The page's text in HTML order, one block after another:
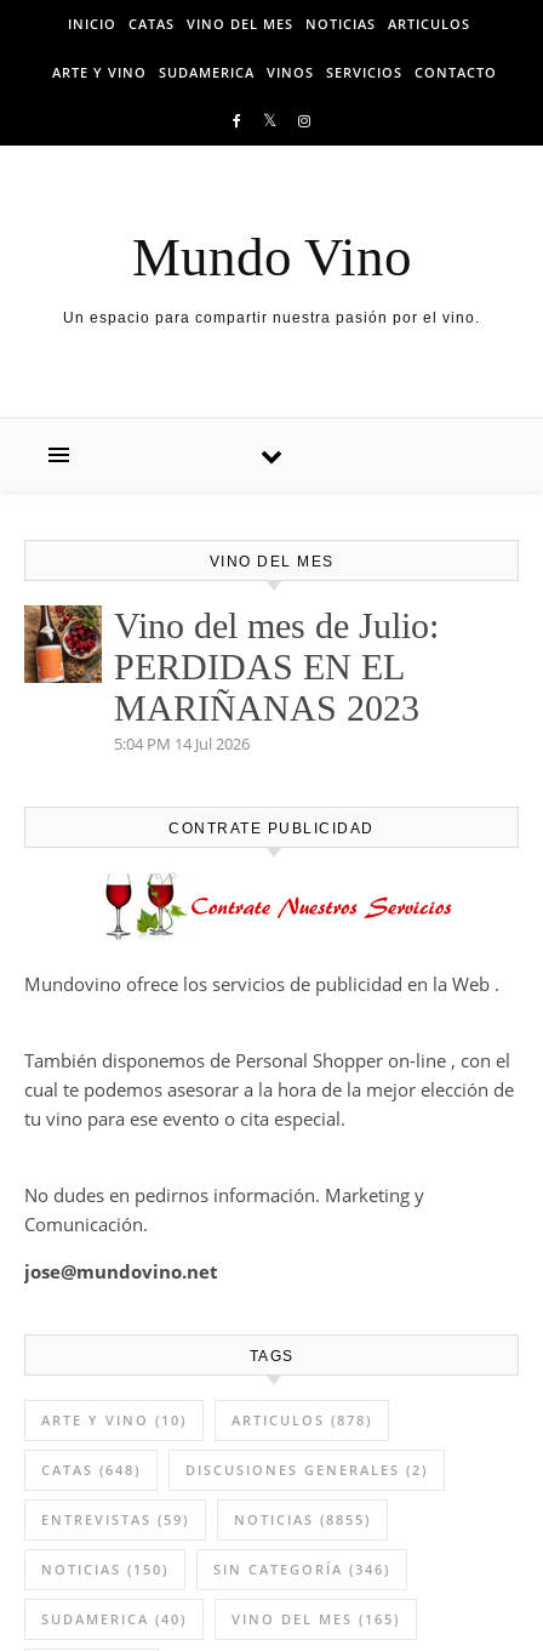
Skip to content
INICIO CATAS VINO DEL MES NOTICIAS ARTICULOS
ARTE Y VINO SUDAMERICA VINOS SERVICIOS CONTACTO
Mundo Vino
Un espacio para compartir nuestra pasión por el vino.
VINO DEL MES
Vino del mes de Julio:
PERDIDAS EN EL
MARIÑANAS 2023
5:04 PM 14 Jul 2026
CONTRATE PUBLICIDAD
Mundovino ofrece los servicios de publicidad en la Web .
También disponemos de Personal Shopper on-line , con el
cual te podemos asesorar a la hora de la mejor elección de
tu vino para ese evento o cita especial.
No dudes en pedirnos información. Marketing y
Comunicación.
jose@mundovino.net
TAGS
ARTE Y VINO (10) ARTICULOS (878)
CATAS (648) DISCUSIONES GENERALES (2)
ENTREVISTAS (59) NOTICIAS (8855)
NOTICIAS (150) SIN CATEGORÍA (346)
SUDAMERICA (40) VINO DEL MES (165)